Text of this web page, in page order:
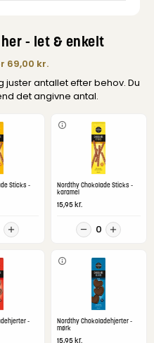
- let & enkelt
69,00 kr.
antallet efter behov. Du
det angivne antal.
Sticks -
Nordthy Chokolade Sticks -
karamel
15,95kr.
0
-
Nordthy Chokoladehjerter -
mørk
15,95kr.